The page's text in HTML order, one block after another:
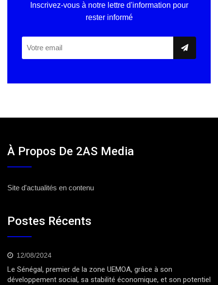
Inscrivez-vous à notre lettre d'information pour
rester informé
À Propos De 2AS Media
Site d'actualités en contenu
Postes Récents
12/08/2024
Le Sénégal, premier de la zone UEMOA, grâce à son
développement social, sa stabilité économique, et son potentiel